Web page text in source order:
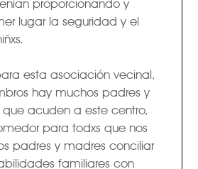
proporcionando y
lugar la seguridad y el
esta asociación vecinal,
hay muchos padres y
que acuden a este centro,
para todxs que nos
padres y madres conciliar
familiares con